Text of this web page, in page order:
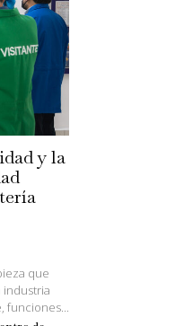
y la
que
industria
funciones...